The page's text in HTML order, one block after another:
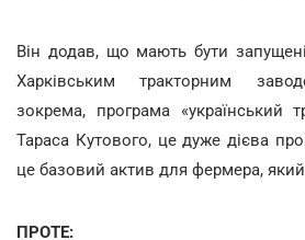
Він додав, що мають бути
Харківським тракторним
зокрема, програма «український
Тараса Кутового, це дуже дієва
це базовий актив для фермера,
ПРОТЕ: